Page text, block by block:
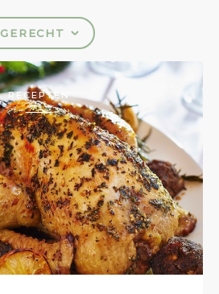
GERECHT
RECEPTEN